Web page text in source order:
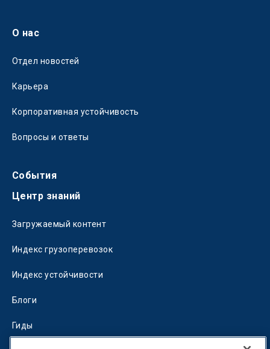
О нас
Отдел новостей
Карьера
Корпоративная устойчивость
Вопросы и ответы
События
Центр знаний
Загружаемый контент
Индекс грузоперевозок
Индекс устойчивости
Блоги
Гиды